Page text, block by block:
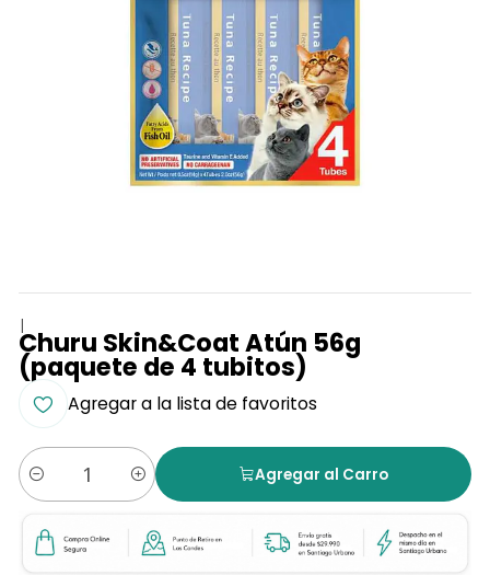
|
Churu Skin&Coat Atún 56g
(paquete de 4 tubitos)
Agregar a la lista de favoritos
Cantidad
Agregar al Carro